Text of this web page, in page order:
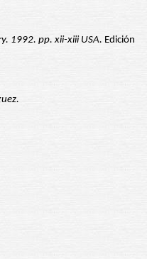
1992. pp. xii-xiii USA. Edición